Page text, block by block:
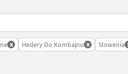
x Hedery Do Kombajnu x Slowenia